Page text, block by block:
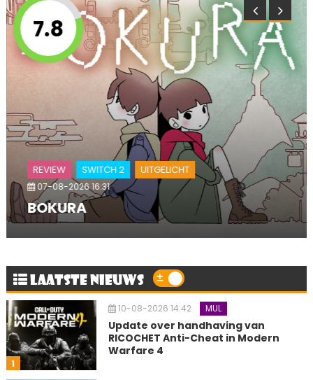
7.8
REVIEW SWITCH 2 UITGELICHT
07-08-2026 16:31
BOKURA
LAATSTE NIEUWS
1
10-08-2026 14:42 MUL
Update over handhaving van
RICOCHET Anti-Cheat in Modern
Warfare 4